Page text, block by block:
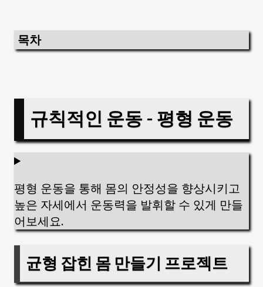
목차
규칙적인 운동 - 평형 운동
평형 운동을 통해 몸의 안정성을 향상시키고
높은 자세에서 운동력을 발휘할 수 있게 만들
어보세요.
균형 잡힌 몸 만들기 프로젝트